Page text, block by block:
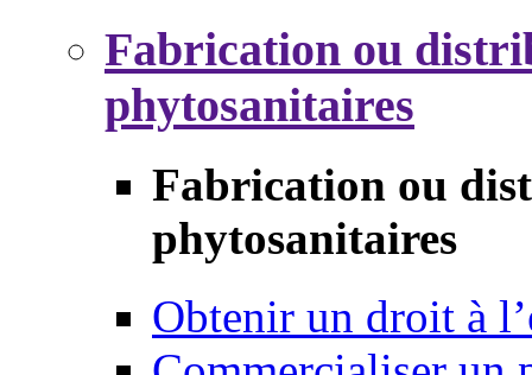
Fabrication ou
phytosanitaires
Fabrication ou
phytosanitaires
Obtenir un droit à